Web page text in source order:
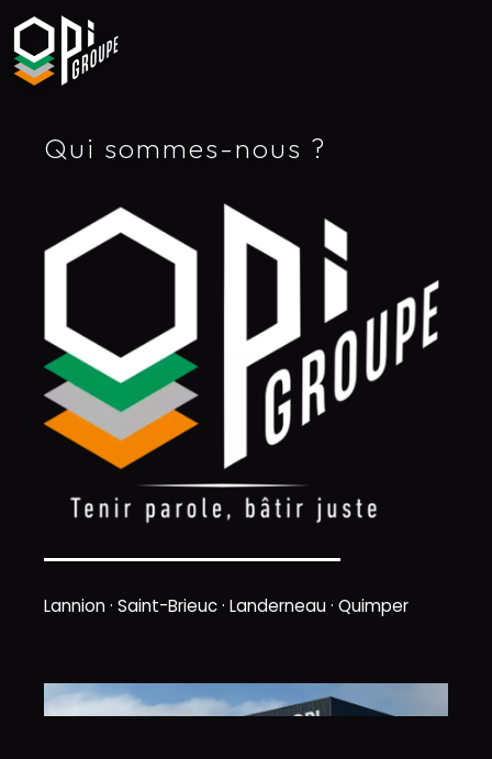
Qui sommes-nous ?
Lannion · Saint-Brieuc · Landerneau · Quimper